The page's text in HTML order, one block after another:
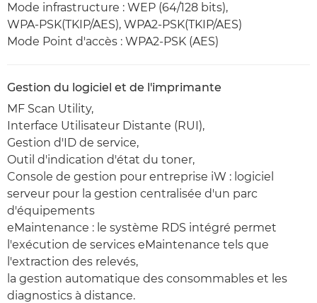
Mode infrastructure : WEP (64/128 bits),
WPA-PSK(TKIP/AES), WPA2-PSK(TKIP/AES)
Mode Point d'accès : WPA2-PSK (AES)
Gestion du logiciel et de l'imprimante
MF Scan Utility,
Interface Utilisateur Distante (RUI),
Gestion d'ID de service,
Outil d'indication d'état du toner,
Console de gestion pour entreprise iW : logiciel
serveur pour la gestion centralisée d'un parc
d'équipements
eMaintenance : le système RDS intégré permet
l'exécution de services eMaintenance tels que
l'extraction des relevés,
la gestion automatique des consommables et les
diagnostics à distance.